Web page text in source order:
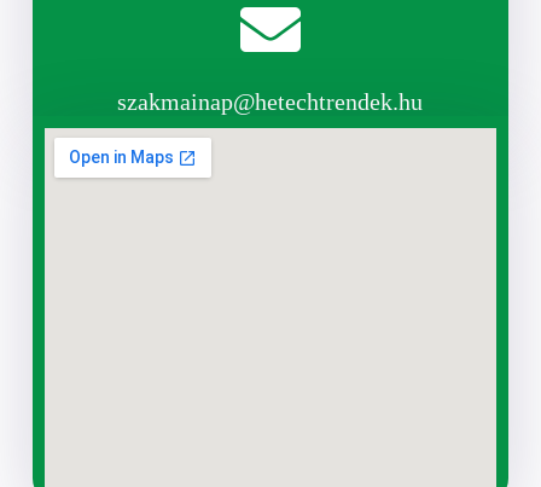
szakmainap@hetechtrendek.hu